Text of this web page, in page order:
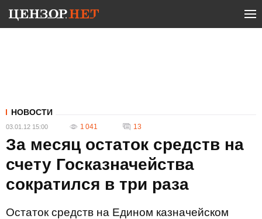
НОВОСТИ
03.01.12 15:00 1 041 13
За месяц остаток средств на
счету Госказначейства
сократился в три раза
Остаток средств на Едином казначейском